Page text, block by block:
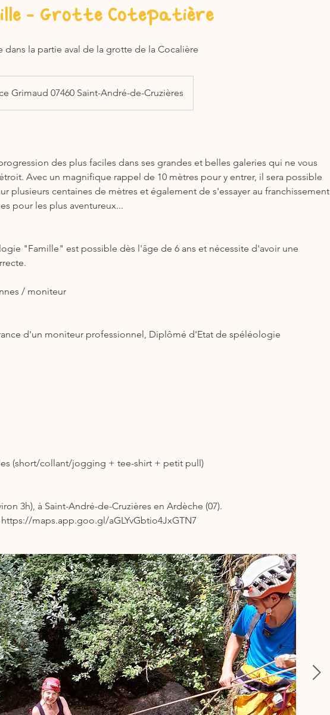
- Grotte Cotepatière
dans la partie aval de la grotte de la Cocalière
Grimaud 07460 Saint-André-de-Cruzières
des plus faciles dans ses grandes et belles galeries qui ne vous
Avec un magnifique rappel de 10 mètres pour y entrer, il sera possible
plusieurs centaines de mètres et également de s'essayer au franchissement
pour les plus aventureux...
"Famille" est possible dès l'âge de 6 ans et nécessite d'avoir une
/ moniteur
d'un moniteur professionnel, Diplômé d'Etat de spéléologie
(short/collant/jogging + tee-shirt + petit pull)
3h), à Saint-André-de-Cruzières en Ardèche (07).
maps.app.goo.gl/aGLYvGbtio4JxGTN7